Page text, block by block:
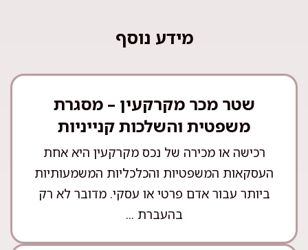
מידע נוסף
שטר מכר מקרקעין – מסגרת
משפטית והשלכות קנייניות
רכישה או מכירה של נכס מקרקעין היא אחת
העסקאות המשפטיות והכלכליות המשמעותיות
ביותר עבור אדם פרטי או עסקי. מדובר לא רק
בהעברת ...